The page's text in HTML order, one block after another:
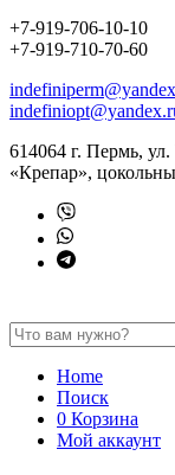
+7-919-706-10-10
+7-919-710-70-60
614064 г. Пермь,
«Крепар»,
Home
Поиск
0 Корзина
Мой аккаунт